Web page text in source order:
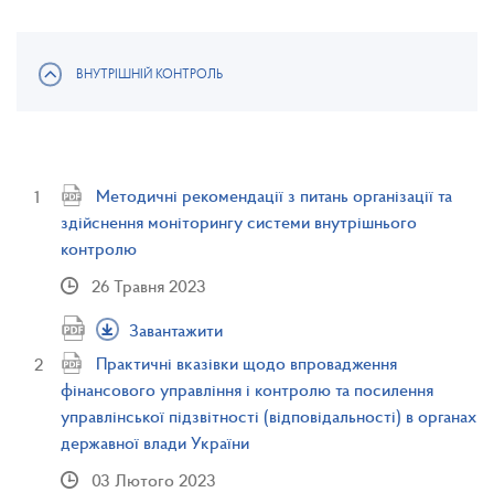
ВНУТРІШНІЙ КОНТРОЛЬ
Методичні рекомендації з питань організації та
здійснення моніторингу системи внутрішнього
контролю
26 Травня 2023
Завантажити
Практичні вказівки щодо впровадження
фінансового управління і контролю та посилення
управлінської підзвітності (відповідальності) в органах
державної влади України
03 Лютого 2023